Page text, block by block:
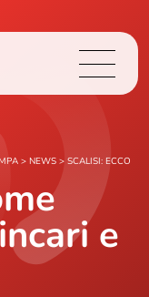
> NEWS > SCALISI: ECCO
e